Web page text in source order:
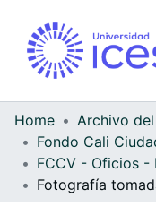
Home
Fondo Cali